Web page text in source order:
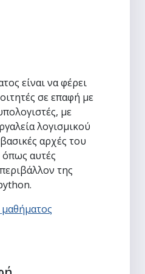
είναι να φέρει
σε επαφή με
με
λογισμικού
αρχές του
αυτές
της